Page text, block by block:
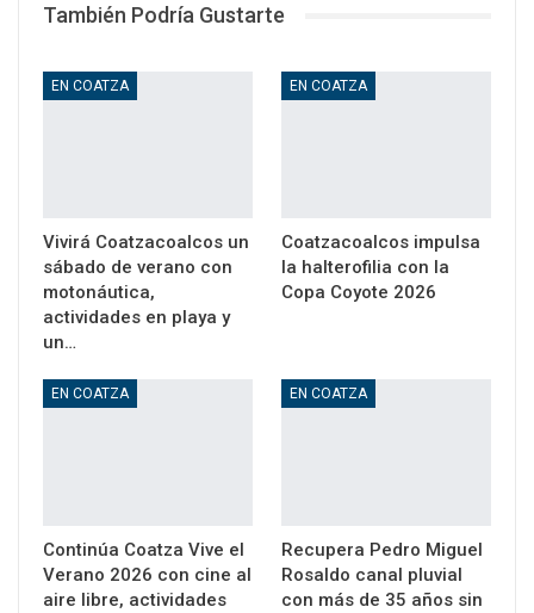
También Podría Gustarte
EN COATZA
Vivirá Coatzacoalcos un
sábado de verano con
motonáutica,
actividades en playa y
un…
EN COATZA
Coatzacoalcos impulsa
la halterofilia con la
Copa Coyote 2026
EN COATZA
Continúa Coatza Vive el
Verano 2026 con cine al
aire libre, actividades
EN COATZA
Recupera Pedro Miguel
Rosaldo canal pluvial
con más de 35 años sin